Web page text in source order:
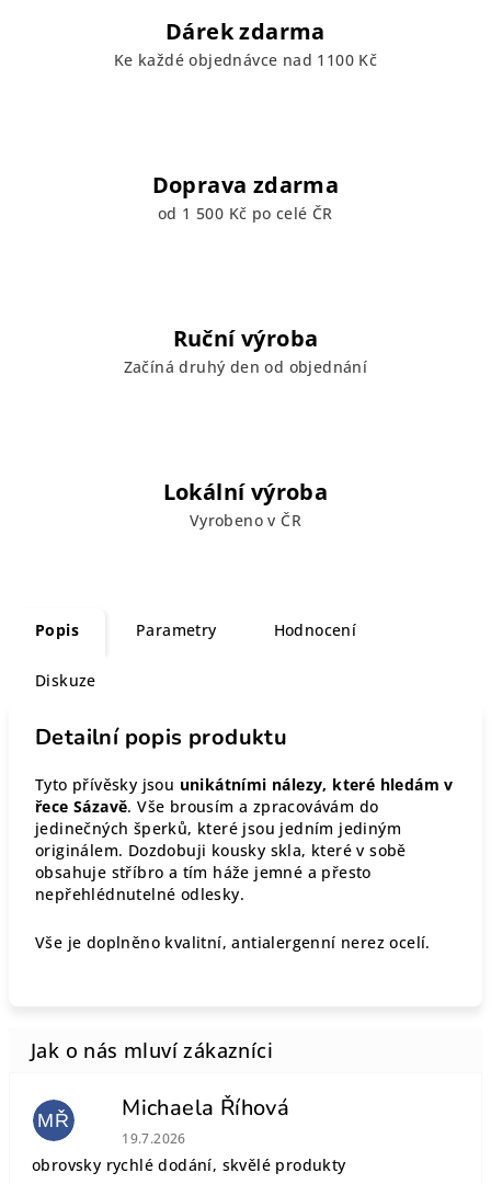
Dárek zdarma
Ke každé objednávce nad 1100 Kč
Doprava zdarma
od 1 500 Kč po celé ČR
Ruční výroba
Začíná druhý den od objednání
Lokální výroba
Vyrobeno v ČR
Popis Parametry Hodnocení
Diskuze
Detailní popis produktu
Tyto přívěsky jsou unikátními nálezy, které hledám v
řece Sázavě. Vše brousím a zpracovávám do
jedinečných šperků, které jsou jedním jediným
originálem. Dozdobuji kousky skla, které v sobě
obsahuje stříbro a tím háže jemné a přesto
nepřehlédnutelné odlesky.
Vše je doplněno kvalitní, antialergenní nerez ocelí.
MŘ Michaela Říhová
Hodnocení obchodu je 5 z 5 hvězdiček.
19.7.2026
obrovsky rychlé dodání, skvělé produkty